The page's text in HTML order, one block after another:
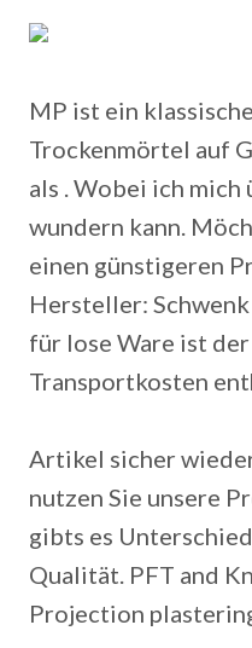
MP ist ein
Trockenmörtel auf
als . Wobei ich
wundern kann.
einen günstigeren
Hersteller:
für lose Ware ist
Transportkosten
Artikel sicher
nutzen Sie unsere
gibts es
Qualität. PFT and
Projection